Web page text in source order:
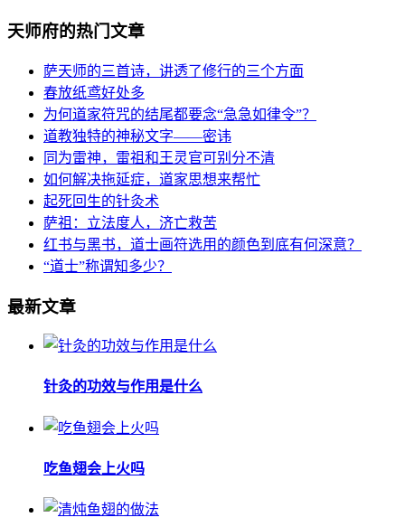
天师府的热门文章
萨天师的三首诗，讲透了修行的三个方面
春放纸鸢好处多
为何道家符咒的结尾都要念“急急如律令”？
道教独特的神秘文字——密讳
同为雷神，雷祖和王灵官可别分不清
如何解决拖延症，道家思想来帮忙
起死回生的针灸术
萨祖：立法度人，济亡救苦
红书与黑书，道士画符选用的颜色到底有何深意？
“道士”称谓知多少？
最新文章
针灸的功效与作用是什么
吃鱼翅会上火吗